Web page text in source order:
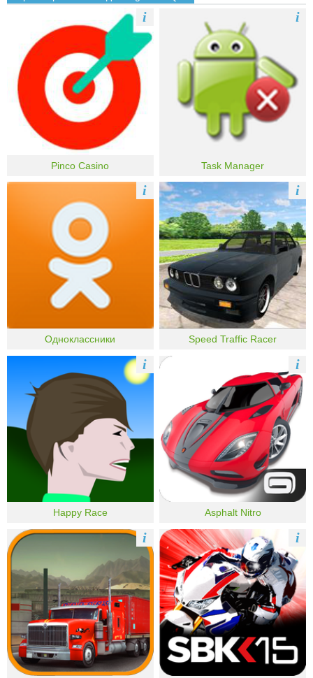
Pinco Casino
i
Task Manager
i
Одноклассники
i
Speed Traffic Racer
i
Happy Race
i
Asphalt Nitro
i
i i